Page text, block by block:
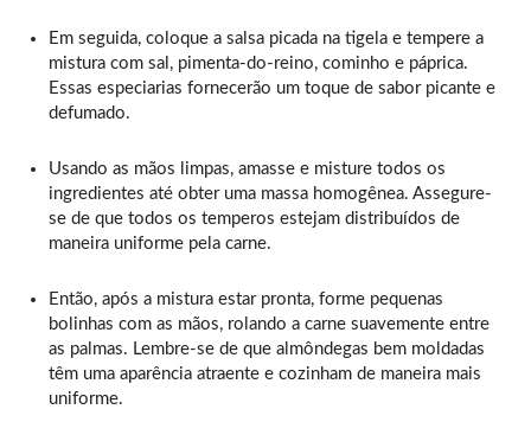
Em seguida, coloque a salsa picada na tigela e tempere a
mistura com sal, pimenta-do-reino, cominho e páprica.
Essas especiarias fornecerão um toque de sabor picante e
defumado.
Usando as mãos limpas, amasse e misture todos os
ingredientes até obter uma massa homogênea. Assegure-
se de que todos os temperos estejam distribuídos de
maneira uniforme pela carne.
Então, após a mistura estar pronta, forme pequenas
bolinhas com as mãos, rolando a carne suavemente entre
as palmas. Lembre-se de que almôndegas bem moldadas
têm uma aparência atraente e cozinham de maneira mais
uniforme.